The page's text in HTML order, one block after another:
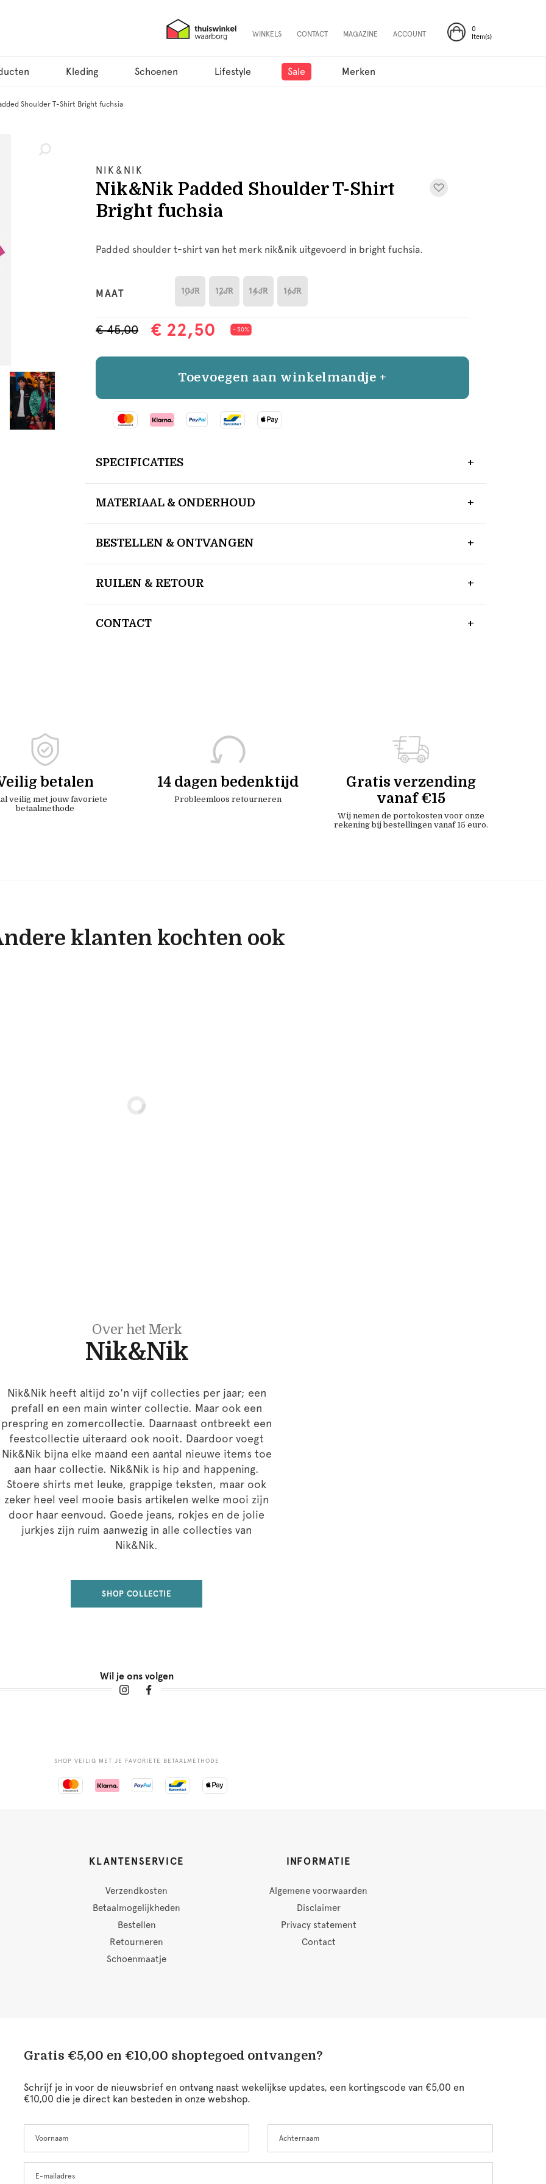
0
Item(s)
WINKELS CONTACT MAGAZINE ACCOUNT
Kleding Schoenen Lifestyle Sale Merken
Shoulder T-Shirt Bright fuchsia
NIK&NIK
Nik&Nik Padded Shoulder T-Shirt
Bright fuchsia
Padded shoulder t-shirt van het merk nik&nik uitgevoerd in bright fuchsia.
MAAT 10JR 12JR 14JR 16JR
€ 45,00 € 22,50 - 50%
Toevoegen aan winkelmandje +
SPECIFICATIES
MATERIAAL & ONDERHOUD
BESTELLEN & ONTVANGEN
RUILEN & RETOUR
CONTACT
betalen
veilig met jouw favoriete
betaalmethode
14 dagen bedenktijd
Probleemloos retourneren
Gratis verzending
vanaf €15
Wij nemen de portokosten voor onze
rekening bij bestellingen vanaf 15 euro.
klanten kochten ook
Over het Merk
Nik&Nik
Nik&Nik heeft altijd zo'n vijf collecties per jaar; een
prefall en een main winter collectie. Maar ook een
prespring en zomercollectie. Daarnaast ontbreekt een
feestcollectie uiteraard ook nooit. Daardoor voegt
Nik&Nik bijna elke maand een aantal nieuwe items toe
aan haar collectie. Nik&Nik is hip and happening.
Stoere shirts met leuke, grappige teksten, maar ook
zeker heel veel mooie basis artikelen welke mooi zijn
door haar eenvoud. Goede jeans, rokjes en de jolie
jurkjes zijn ruim aanwezig in alle collecties van
Nik&Nik.
SHOP COLLECTIE
Wil je ons volgen
SHOP VEILIG MET JE FAVORIETE BETAALMETHODE
KLANTENSERVICE
Verzendkosten
Betaalmogelijkheden
Bestellen
Retourneren
Schoenmaatje
INFORMATIE
Algemene voorwaarden
Disclaimer
Privacy statement
Contact
Gratis €5,00 en €10,00 shoptegoed ontvangen?
Schrijf je in voor de nieuwsbrief en ontvang naast wekelijkse updates, een kortingscode van €5,00 en
€10,00 die je direct kan besteden in onze webshop.
this
field
blank